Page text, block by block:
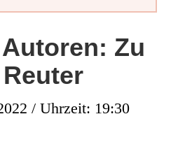
Zu
/ Uhrzeit: 19:30